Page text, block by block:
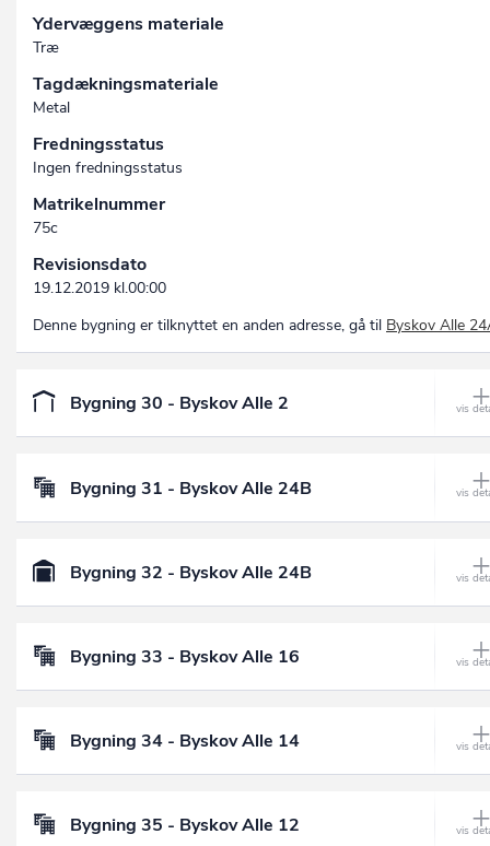
Ydervæggens materiale
Træ
Tagdækningsmateriale
Metal
Fredningsstatus
Ingen fredningsstatus
Matrikelnummer
75c
Revisionsdato
19.12.2019 kl.00:00
Denne bygning er tilknyttet en anden adresse, gå til Byskov Alle
Bygning 30 - Byskov Alle 2
Bygning 31 - Byskov Alle 24B
Bygning 32 - Byskov Alle 24B
Bygning 33 - Byskov Alle 16
Bygning 34 - Byskov Alle 14
Bygning 35 - Byskov Alle 12